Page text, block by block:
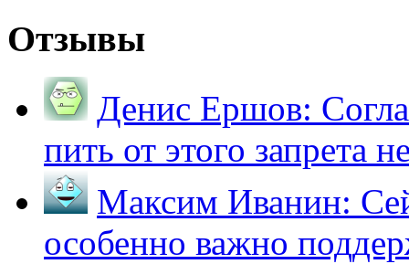
Отзывы
Денис Ершов:
пить от этого запрета
Максим Иванин:
особенно важно